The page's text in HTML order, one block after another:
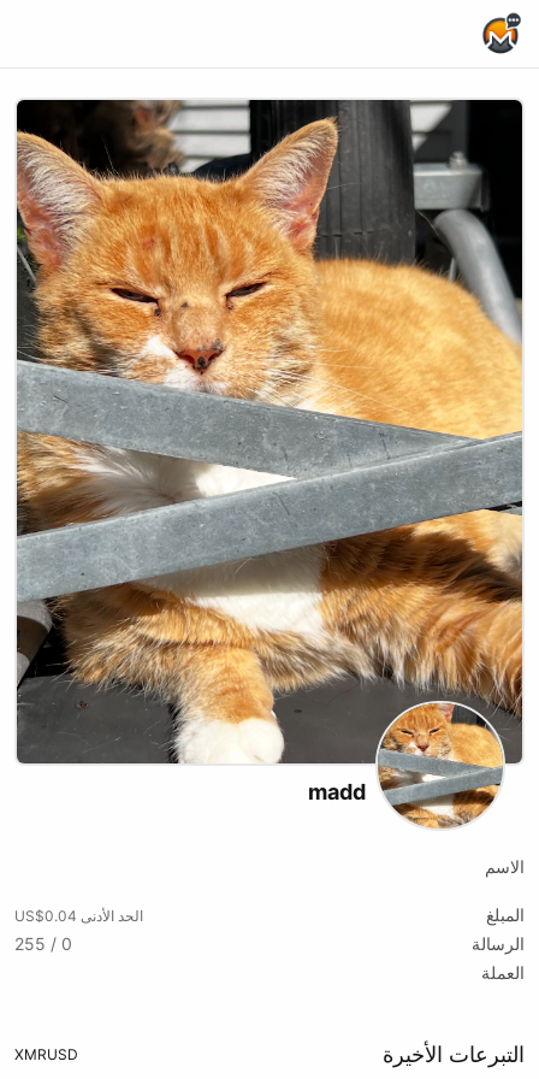
madd
الاسم
المبلغ الحد الأدنى US$0.04
الرسالة
0 / 255
العملة
التبرعات الأخيرة USD
XMR